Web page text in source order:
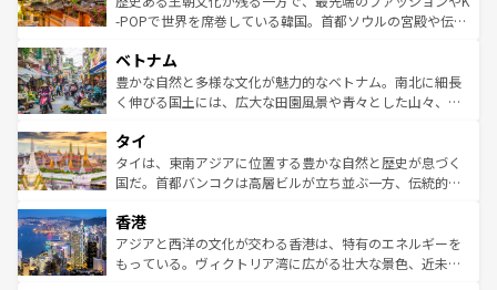
い。オーストラリアの多彩な魅力を存分に味わいつくそ
参照してほしい。
驚きをもたらしてくれる。また、奥深い台湾の食文化も魅
容にもいいと評判のスイーツなど、バラエティ豊かな料理
が味わえる。 なお、新着の台湾情報は コンテンツ一覧を参
照してほしい。
-POPで世界を席巻している韓国。首都ソウルの宮殿や伝統
き、地方に足を延ばせば四季折々の自然美を楽しむことが
できる。そして、キムチや焼肉、絶品のストリートフード
まで、さまざまな韓国料理が待っている。夜には、韓国な
リティに包まれながら、韓国の多彩な魅力を心ゆくまで味
わってみてほしい。 なお、新着の韓国情報はコンテンツ一
覧を参照してほしい。
ベトナム
豊かな自然と多様な文化が魅力的なベトナム。南北に細長
く伸びる国土には、広大な田園風景や青々とした山々、世
急速な発展と共に伝統が息づく。ハノイの古い町並みやホ
ーチミン市のフランス統治時代の建物も、独特の雰囲気を
醸し出している。また、バラエティの豊かさとおいしさで
とつ。フォーやバインミー、ベトナムコーヒーなどは、ぜ
ひ現地で味わいたい。どの地域を訪れてもあたたかい人々
が旅行者を迎えてくれるので、きっと忘れられない旅にな
タイ
タイは、東南アジアに位置する豊かな自然と歴史が息づく
国だ。首都バンコクは高層ビルが立ち並ぶ一方、伝統的な
の活気が交差している。北部ではチェンマイなどの山岳地
帯で自然と触れ合い、南部ではプーケットやクラビの美し
いビーチでリゾート気分を楽しむことができる。タイ料理
香港
アジアと西洋の文化が交わる香港は、特有のエネルギーを
もっている。ヴィクトリア湾に広がる壮大な景色、近未来